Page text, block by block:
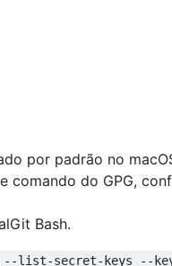
por padrão no
comando do GPG,
Git Bash.
--list-secret-keys --